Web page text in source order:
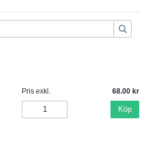
Pris exkl. 68.00
Köp